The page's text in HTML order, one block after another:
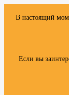
В настоящий
Если вы